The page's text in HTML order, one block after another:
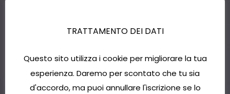
TRATTAMENTO DEI DATI
Questo sito utilizza i cookie per migliorare la tua
esperienza. Daremo per scontato che tu sia
d'accordo, ma puoi annullare l'iscrizione se lo